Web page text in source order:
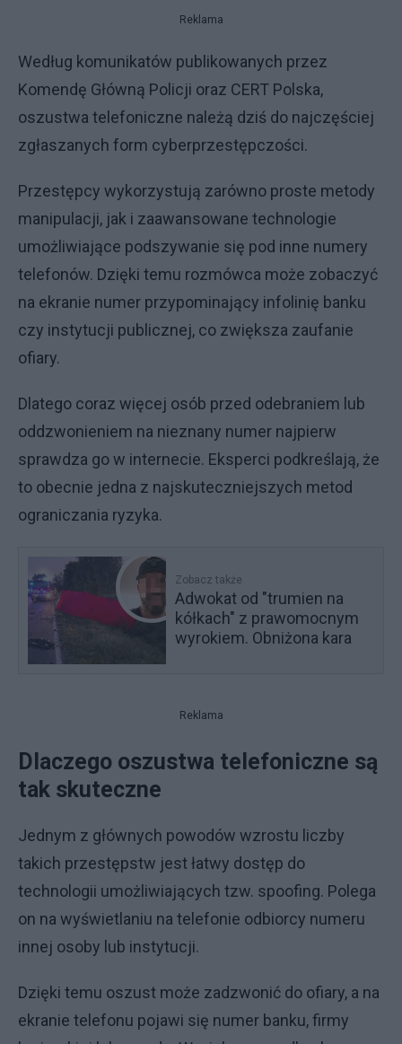
Reklama
Według komunikatów publikowanych przez
Komendę Główną Policji oraz CERT Polska,
oszustwa telefoniczne należą dziś do najczęściej
zgłaszanych form cyberprzestępczości.
Przestępcy wykorzystują zarówno proste metody
manipulacji, jak i zaawansowane technologie
umożliwiające podszywanie się pod inne numery
telefonów. Dzięki temu rozmówca może zobaczyć
na ekranie numer przypominający infolinię banku
czy instytucji publicznej, co zwiększa zaufanie
ofiary.
Dlatego coraz więcej osób przed odebraniem lub
oddzwonieniem na nieznany numer najpierw
sprawdza go w internecie. Eksperci podkreślają, że
to obecnie jedna z najskuteczniejszych metod
ograniczania ryzyka.
Zobacz także
Adwokat od "trumien na
kółkach" z prawomocnym
wyrokiem. Obniżona kara
Reklama
Dlaczego oszustwa telefoniczne są
tak skuteczne
Jednym z głównych powodów wzrostu liczby
takich przestępstw jest łatwy dostęp do
technologii umożliwiających tzw. spoofing. Polega
on na wyświetlaniu na telefonie odbiorcy numeru
innej osoby lub instytucji.
Dzięki temu oszust może zadzwonić do ofiary, a na
ekranie telefonu pojawi się numer banku, firmy